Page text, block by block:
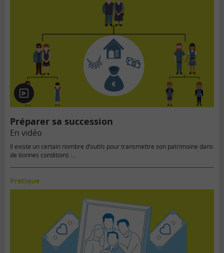
En
vidéo
Préparer sa succession
En vidéo
Il existe un certain nombre d’outils pour transmettre son patrimoine dans
de bonnes conditions :...
Pratique